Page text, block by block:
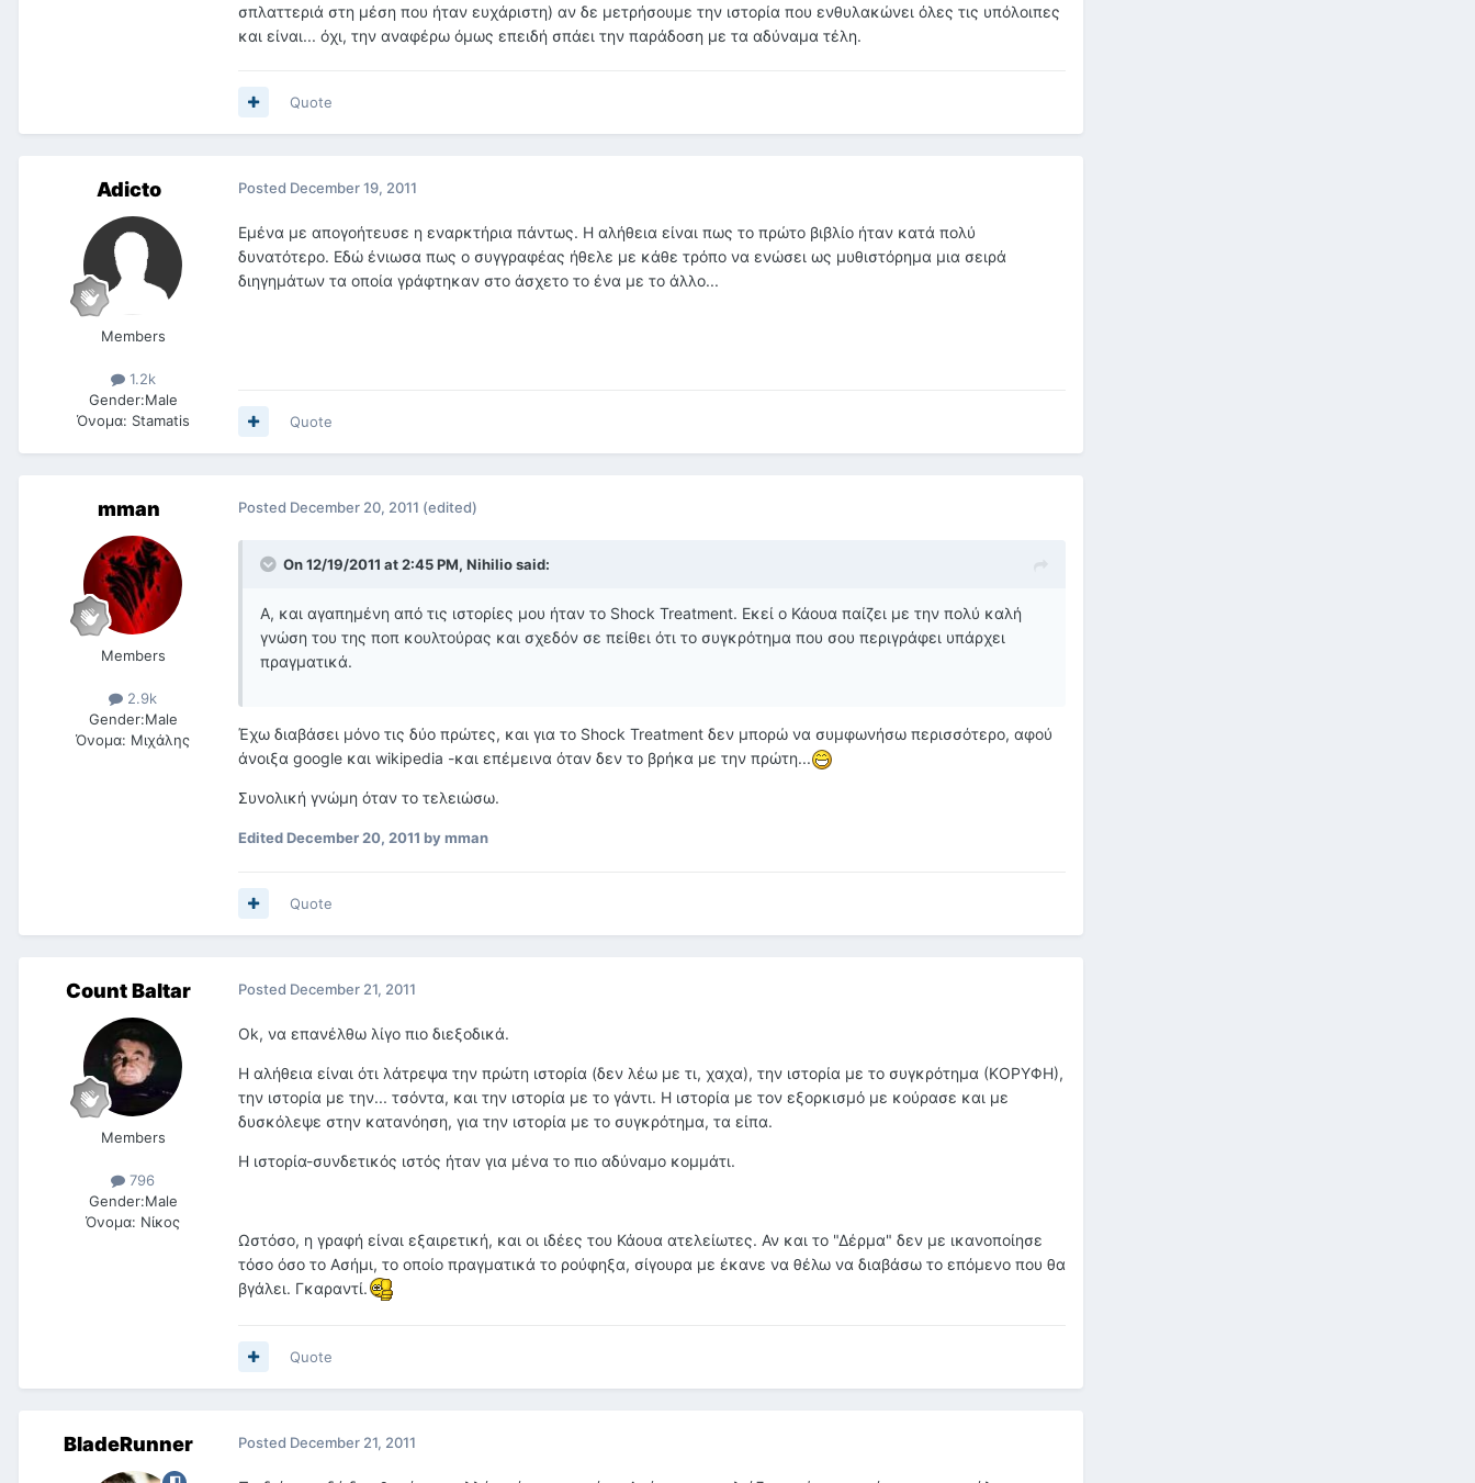
σπλαττεριά στη μέση που ήταν ευχάριστη) αν δε μετρήσουμε την ιστορία που ενθυλακώνει όλες τις υπόλοιπες
και είναι... όχι, την αναφέρω όμως επειδή σπάει την παράδοση με τα αδύναμα τέλη.
Quote
Adicto
Members
1.2k
Gender:Male
Όνομα: Stamatis
Posted December 19, 2011
Eμένα με απογοήτευσε η εναρκτήρια πάντως. Η αλήθεια είναι πως το πρώτο βιβλίο ήταν κατά πολύ
δυνατότερο. Εδώ ένιωσα πως ο συγγραφέας ήθελε με κάθε τρόπο να ενώσει ως μυθιστόρημα μια σειρά
διηγημάτων τα οποία γράφτηκαν στο άσχετο το ένα με το άλλο...
Quote
mman
Members
2.9k
Gender:Male
Όνομα: Μιχάλης
Posted December 20, 2011 (edited)
On 12/19/2011 at 2:45 PM, Nihilio said:
Α, και αγαπημένη από τις ιστορίες μου ήταν το Shock Treatment. Εκεί ο Κάουα παίζει με την πολύ καλή
γνώση του της ποπ κουλτούρας και σχεδόν σε πείθει ότι το συγκρότημα που σου περιγράφει υπάρχει
πραγματικά.
Έχω διαβάσει μόνο τις δύο πρώτες, και για το Shock Treatment δεν μπορώ να συμφωνήσω περισσότερο, αφού
άνοιξα google και wikipedia -και επέμεινα όταν δεν το βρήκα με την πρώτη...
Συνολική γνώμη όταν το τελειώσω.
EditedDecember 20, 2011 by mman
Quote
Count Baltar
Members
796
Gender:Male
Όνομα: Νίκος
Posted December 21, 2011
Ok, να επανέλθω λίγο πιο διεξοδικά.
Η αλήθεια είναι ότι λάτρεψα την πρώτη ιστορία (δεν λέω με τι, χαχα), την ιστορία με το συγκρότημα (ΚΟΡΥΦΗ),
την ιστορία με την... τσόντα, και την ιστορία με το γάντι. Η ιστορία με τον εξορκισμό με κούρασε και με
δυσκόλεψε στην κατανόηση, για την ιστορία με το συγκρότημα, τα είπα.
Η ιστορία-συνδετικός ιστός ήταν για μένα το πιο αδύναμο κομμάτι.
Ωστόσο, η γραφή είναι εξαιρετική, και οι ιδέες του Κάουα ατελείωτες. Αν και το "Δέρμα" δεν με ικανοποίησε
τόσο όσο το Ασήμι, το οποίο πραγματικά το ρούφηξα, σίγουρα με έκανε να θέλω να διαβάσω το επόμενο που θα
βγάλει. Γκαραντί.
Quote
BladeRunner Posted December 21, 2011